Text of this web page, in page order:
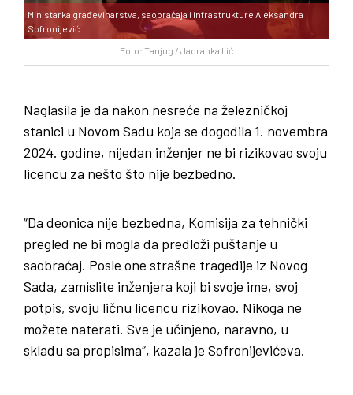
Foto: Tanjug / Jadranka Ilić
Ministarka građevinarstva, saobraćaja i infrastrukture Aleksandra
Sofronijević
Naglasila je da nakon nesreće na železničkoj
stanici u Novom Sadu koja se dogodila 1. novembra
2024. godine, nijedan inženjer ne bi rizikovao svoju
licencu za nešto što nije bezbedno.
“Da deonica nije bezbedna, Komisija za tehnički
pregled ne bi mogla da predloži puštanje u
saobraćaj. Posle one strašne tragedije iz Novog
Sada, zamislite inženjera koji bi svoje ime, svoj
potpis, svoju ličnu licencu rizikovao. Nikoga ne
možete naterati. Sve je učinjeno, naravno, u
skladu sa propisima“, kazala je Sofronijevićeva.